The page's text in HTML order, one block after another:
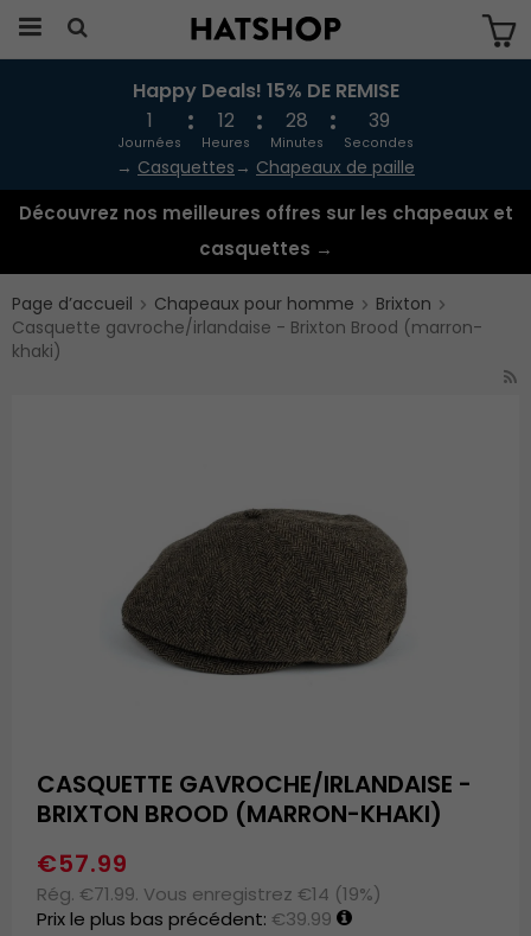
Produkten har blivit tillagd i varukorgen
Happy Deals! 15% DE REMISE
1
Journées
12
Heures
28
Minutes
39
Secondes
→ Casquettes → Chapeaux de paille
Découvrez nos meilleures offres sur les chapeaux et
casquettes →
Page d’accueil Chapeaux pour homme
Brixton
Casquette gavroche/irlandaise - Brixton Brood (marron-
khaki)
CASQUETTE GAVROCHE/IRLANDAISE -
BRIXTON BROOD (MARRON-KHAKI)
€57.99
Rég. €71.99. Vous enregistrez €14 (19%)
Prix le plus bas précédent: €39.99